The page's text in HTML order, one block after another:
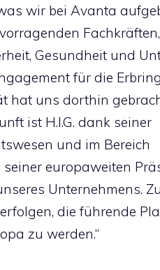
wir bei Avanta
Gesundheit und
für die
hat uns dorthin
ist H.I.G. dank seiner
und im Bereich
europaweiten
Unternehmens.
die führende
zu werden.“